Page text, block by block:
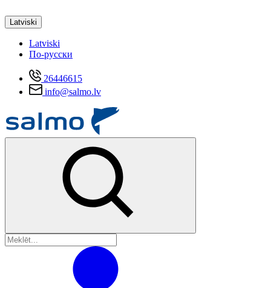
Latviski
Latviski
По-русски
26446615
info@salmo.lv